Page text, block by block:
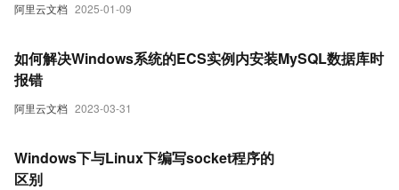
阿里云文档 2025-01-09
阿里云文档 2023-03-31
如何解决Windows系统的ECS实例内安装MySQL数据库时
报错
Windows下与Linux下编写socket程序的
区别